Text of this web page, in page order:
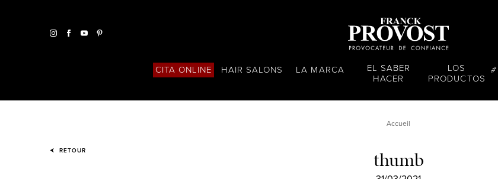
CITA ONLINE HAIR SALONS LA MARCA
EL SABER
HACER
LOS
PRODUCTOS
Accueil
RETOUR thumb